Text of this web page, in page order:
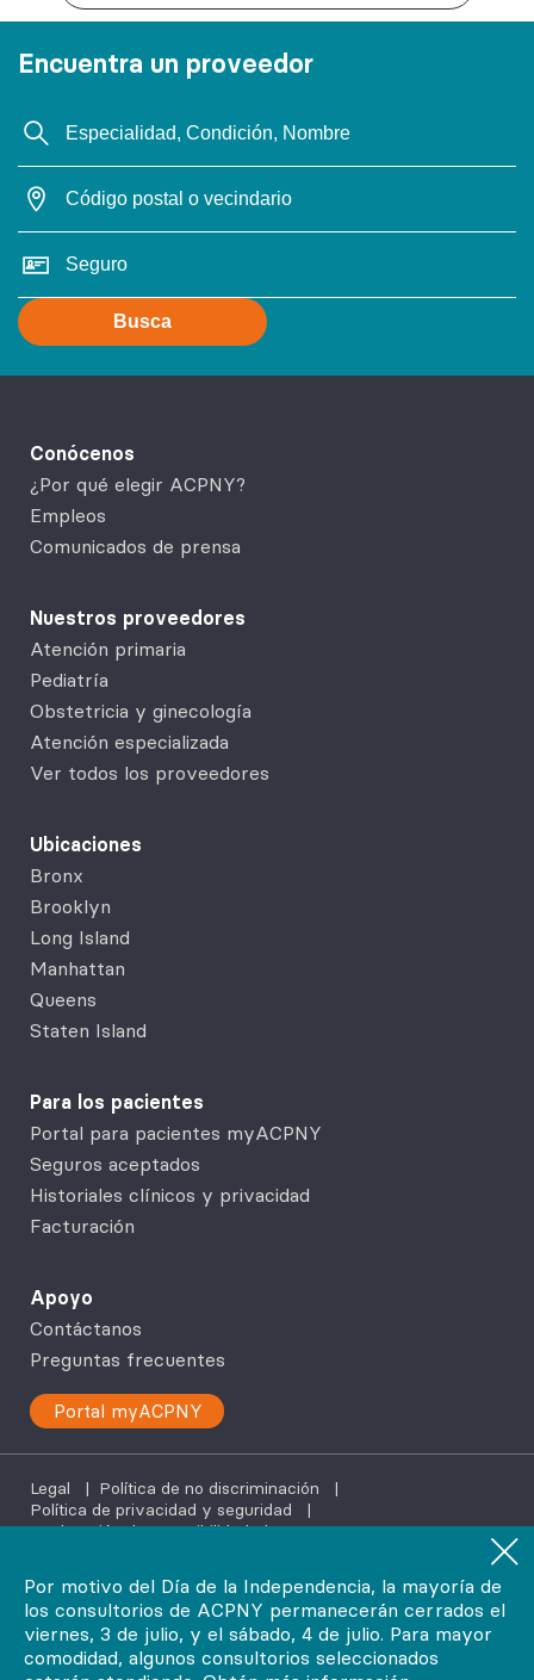
Por motivo del Día de la Independencia, la mayoría de
los consultorios de ACPNY permanecerán cerrados el
viernes, 3 de julio, y el sábado, 4 de julio. Para mayor
comodidad, algunos consultorios seleccionados
Encuentra un proveedor
Busca
Conócenos
¿Por qué elegir ACPNY?
Empleos
Comunicados de prensa
Nuestros proveedores
Atención primaria
Pediatría
Obstetricia y ginecología
Atención especializada
Ver todos los proveedores
Ubicaciones
Bronx
Brooklyn
Long Island
Manhattan
Queens
Staten Island
Para los pacientes
Portal para pacientes myACPNY
Seguros aceptados
Historiales clínicos y privacidad
Facturación
Apoyo
Contáctanos
Preguntas frecuentes
Portal myACPNY
Legal | Política de no discriminación
|
Política de privacidad y seguridad
|
Declaración de accesibilidad|
©2026
AdvantageCare Physicians. Todos los derechos reservados.